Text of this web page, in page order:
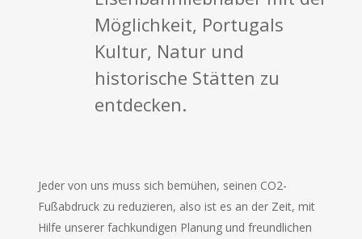
Möglichkeit, Portugals
Kultur, Natur und
historische Stätten zu
entdecken.
Jeder von uns muss sich bemühen, seinen CO2-
Fußabdruck zu reduzieren, also ist es an der Zeit, mit
Hilfe unserer fachkundigen Planung und freundlichen